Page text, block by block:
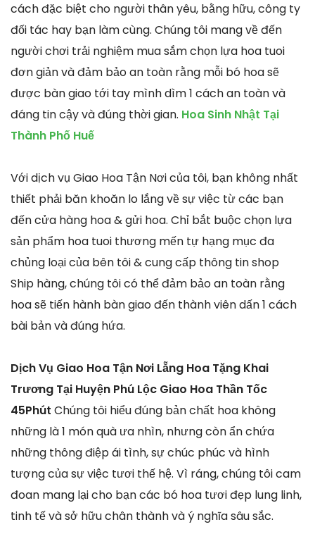
cách đặc biệt cho người thân yêu, bằng hữu, công ty
đối tác hay bạn làm cùng. Chúng tôi mang về đến
người chơi trải nghiệm mua sắm chọn lựa hoa tuoi
đơn giản và đảm bảo an toàn rằng mỗi bó hoa sẽ
được bàn giao tới tay mình dìm 1 cách an toàn và
đáng tin cậy và đúng thời gian. Hoa Sinh Nhật Tại
Thành Phố Huế
Với dịch vụ Giao Hoa Tận Nơi của tôi, bạn không nhất
thiết phải băn khoăn lo lắng về sự việc từ các bạn
đến cửa hàng hoa & gửi hoa. Chỉ bắt buộc chọn lựa
sản phẩm hoa tuoi thương mến tự hạng mục đa
chủng loại của bên tôi & cung cấp thông tin shop
Ship hàng, chúng tôi có thể đảm bảo an toàn rằng
hoa sẽ tiến hành bàn giao đến thành viên dấn 1 cách
bài bản và đúng hứa.
Dịch Vụ Giao Hoa Tận Nơi Lẵng Hoa Tặng Khai
Trương Tại Huyện Phú Lộc Giao Hoa Thần Tốc
45Phút Chúng tôi hiểu đúng bản chất hoa không
những là 1 món quà ưa nhìn, nhưng còn ẩn chứa
những thông điệp ái tình, sự chúc phúc và hình
tượng của sự việc tươi thế hệ. Vì ráng, chúng tôi cam
đoan mang lại cho bạn các bó hoa tươi đẹp lung linh,
tinh tế và sở hữu chân thành và ý nghĩa sâu sắc.